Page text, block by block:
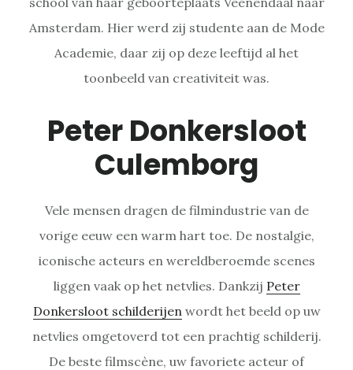
Amsterdam. Hier werd zij studente aan de Mode
Academie, daar zij op deze leeftijd al het
toonbeeld van creativiteit was.
Peter Donkersloot
Culemborg
Vele mensen dragen de filmindustrie van de
vorige eeuw een warm hart toe. De nostalgie,
iconische acteurs en wereldberoemde scenes
liggen vaak op het netvlies. Dankzij Peter
Donkersloot schilderijen wordt het beeld op uw
netvlies omgetoverd tot een prachtig schilderij.
De beste filmscène, uw favoriete acteur of